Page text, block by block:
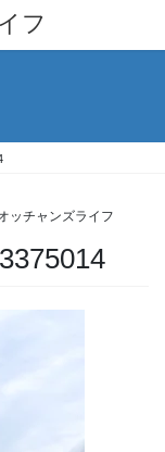
フ
ッチャンズライフ